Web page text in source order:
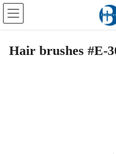
Skip
Skip
Navigation
Hair brushes #E-